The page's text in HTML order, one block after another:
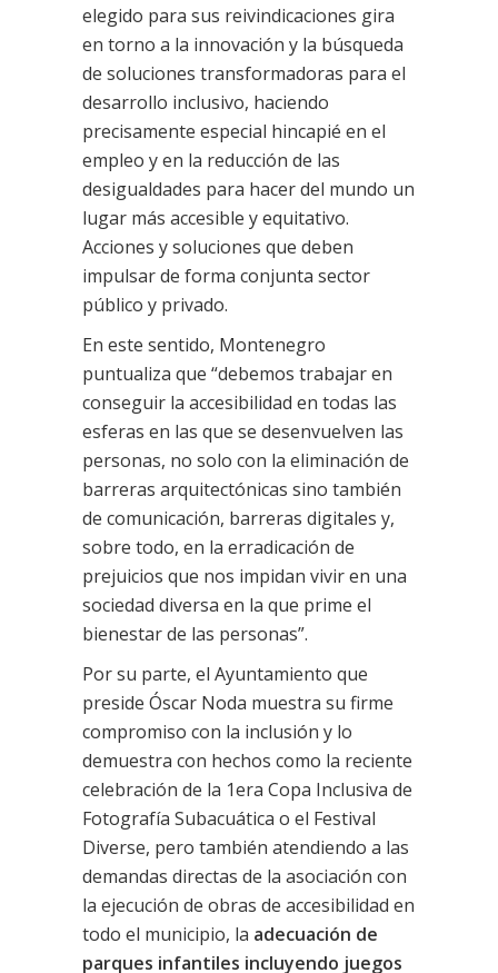
elegido para sus reivindicaciones gira
en torno a la innovación y la búsqueda
de soluciones transformadoras para el
desarrollo inclusivo, haciendo
precisamente especial hincapié en el
empleo y en la reducción de las
desigualdades para hacer del mundo un
lugar más accesible y equitativo.
Acciones y soluciones que deben
impulsar de forma conjunta sector
público y privado.
En este sentido, Montenegro
puntualiza que “debemos trabajar en
conseguir la accesibilidad en todas las
esferas en las que se desenvuelven las
personas, no solo con la eliminación de
barreras arquitectónicas sino también
de comunicación, barreras digitales y,
sobre todo, en la erradicación de
prejuicios que nos impidan vivir en una
sociedad diversa en la que prime el
bienestar de las personas”.
Por su parte, el Ayuntamiento que
preside Óscar Noda muestra su firme
compromiso con la inclusión y lo
demuestra con hechos como la reciente
celebración de la 1era Copa Inclusiva de
Fotografía Subacuática o el Festival
Diverse, pero también atendiendo a las
demandas directas de la asociación con
la ejecución de obras de accesibilidad en
todo el municipio, la adecuación de
parques infantiles incluyendo juegos